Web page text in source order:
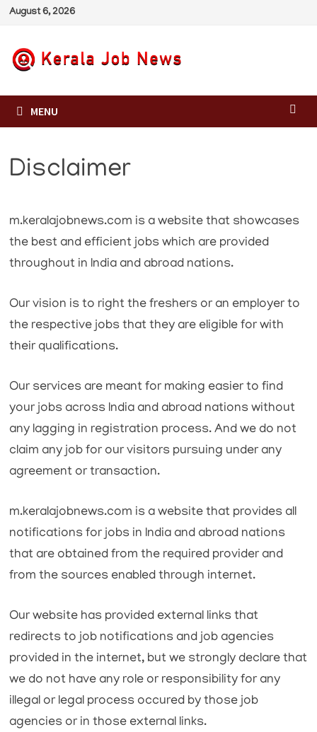
Skip
content
August 6, 2026
MENU
Disclaimer
m.keralajobnews.com is a website that showcases
the best and efficient jobs which are provided
throughout in India and abroad nations.
Our vision is to right the freshers or an employer to
the respective jobs that they are eligible for with
their qualifications.
Our services are meant for making easier to find
your jobs across India and abroad nations without
any lagging in registration process. And we do not
claim any job for our visitors pursuing under any
agreement or transaction.
m.keralajobnews.com is a website that provides all
notifications for jobs in India and abroad nations
that are obtained from the required provider and
from the sources enabled through internet.
Our website has provided external links that
redirects to job notifications and job agencies
provided in the internet, but we strongly declare that
we do not have any role or responsibility for any
illegal or legal process occured by those job
agencies or in those external links.